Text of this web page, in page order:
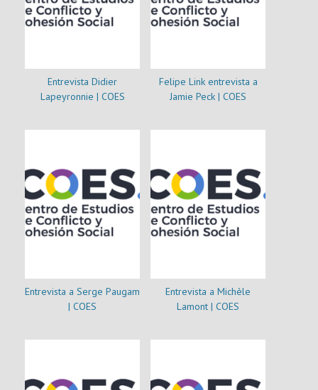
Entrevista Didier
Lapeyronnie | COES
Felipe Link entrevista a
Jamie Peck | COES
Entrevista a Serge Paugam
| COES
Entrevista a Michèle
Lamont | COES